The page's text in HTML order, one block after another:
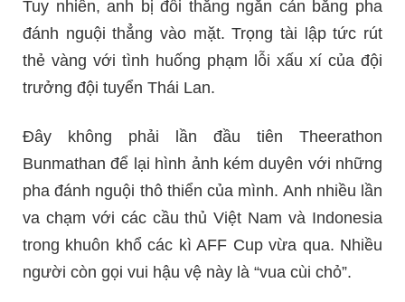
Tuy nhiên, anh bị đối thẳng ngăn cản bằng pha
đánh nguội thẳng vào mặt. Trọng tài lập tức rút
thẻ vàng với tình huống phạm lỗi xấu xí của đội
trưởng đội tuyển Thái Lan.
Đây không phải lần đầu tiên Theerathon
Bunmathan để lại hình ảnh kém duyên với những
pha đánh nguội thô thiển của mình. Anh nhiều lần
va chạm với các cầu thủ Việt Nam và Indonesia
trong khuôn khổ các kì AFF Cup vừa qua. Nhiều
người còn gọi vui hậu vệ này là “vua cùi chỏ”.